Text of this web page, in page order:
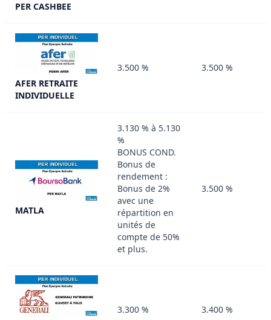
PER CASHBEE
AFER RETRAITE
INDIVIDUELLE
3.500 % 3.500 %
MATLA
3.130 % à 5.130
%
BONUS COND.
Bonus de
rendement :
Bonus de 2%
avec une
répartition en
unités de
compte de 50%
et plus.
3.500 %
3.300 % 3.400 %